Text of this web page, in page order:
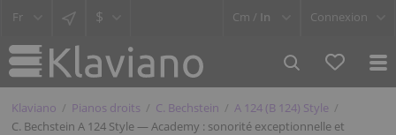
$ Cm / In Connexion
Klaviano Pianos droits C. Bechstein
A 124 (B 124) Style
C. Bechstein A 124 Style — Academy : sonorité exceptionnelle et